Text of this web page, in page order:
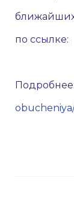
по ссылке:
Подробнее: